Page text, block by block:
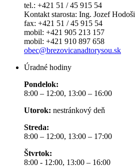
tel.: +421 51 / 45 915 54
Kontakt starosta: Ing. Jozef Hodoši
fax: +421 51 / 45 915 54
mobil: +421 905 213 157
mobil: +421 910 897 658
obec@brezovicanadtorysou.sk
Úradné hodiny
Pondelok:
8:00 – 12:00, 13:00 – 16:00
Utorok: nestránkový deň
Streda:
8:00 – 12:00, 13:00 – 17:00
Štvrtok:
8:00 - 12:00, 13:00 – 16:00